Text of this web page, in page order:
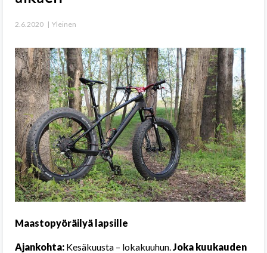
2.6.2020 Yleinen
Maastopyöräilyä lapsille
Ajankohta: Kesäkuusta – lokakuuhun.Joka kuukauden